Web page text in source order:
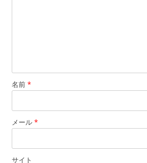
名前 *
メール *
サイト